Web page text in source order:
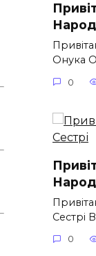
Онука
0
Сестрі
0